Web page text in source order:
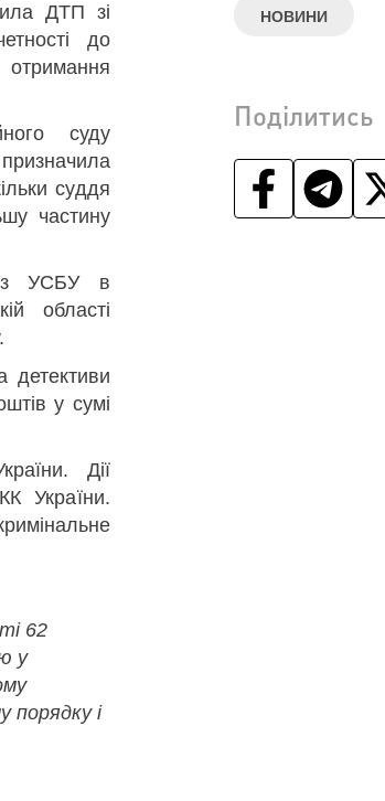
НОВИНИ
Поділитись
ДТП зі
до
отримання
суду
суддя
частину
з УСБУ в
області
детективи
у сумі
Дії
України.
62
у
порядку і